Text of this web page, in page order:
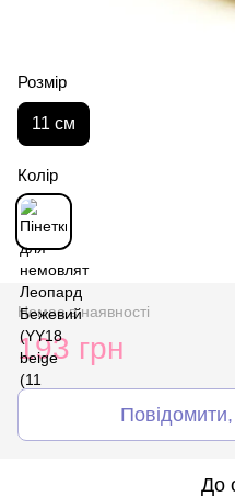
Розмір
11 см
Колір
Немає в наявності
193 грн
До